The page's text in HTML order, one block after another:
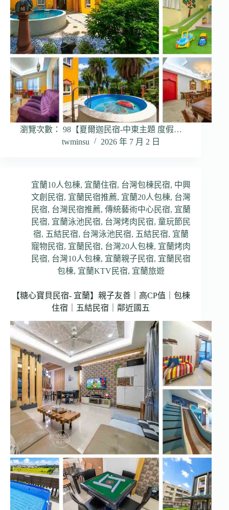
瀏覽次數： 98【夏爾迦民宿-中東主題 度假…
twminsu
2026 年 7 月 2 日
宜蘭10人包棟, 宜蘭住宿, 台灣包棟民宿, 中興
文創民宿, 宜蘭民宿推薦, 宜蘭20人包棟, 台灣
民宿, 台灣民宿推薦,傳統藝術中心民宿, 宜蘭
民宿, 宜蘭泳池民宿, 台灣烤肉民宿,童玩節民
宿, 五結民宿, 台灣泳池民宿, 五結民宿, 宜蘭
寵物民宿, 宜蘭民宿, 台灣20人包棟, 宜蘭烤肉
民宿, 台灣10人包棟, 宜蘭親子民宿, 宜蘭民宿
包棟, 宜蘭KTV民宿, 宜蘭旅遊
【糖心寶貝民宿- 宜蘭】親子友善｜高CP值｜包棟
住宿｜五結民宿｜鄰近國五